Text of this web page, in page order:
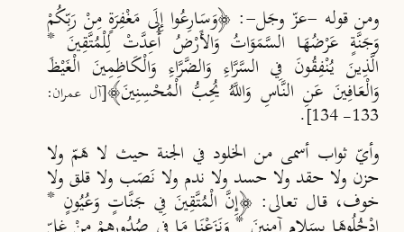
ومن قوله -عزّ وجَل-: ﴿وَسَارِعُوا إِلَى مَغْفِرَةٍ مِنْ رَبِّكُمْ
وَجَنَّةٍ عَرْضُهَا السَّمَوَاتُ وَالأَرْضُ أُعِدَّتْ لِلْمُتَّقِينَ *
الَّذِينَ يُنْفِقُونَ فِي السَّرَّاءِ وَالضَّرَّاءِ وَالْكَاظِمِينَ الْغَيْظَ
وَالْعَافِينَ عَنِ النَّاسِ وَاللَّهُ يُحِبُّ الْمُحْسِنِينَ﴾[آل عمران:
133- 134]
.
وأيّ ثواب أسمى من الخلود في الجنة حيث لا هَمّ ولا
حزن ولا حقد ولا حسد ولا ندم ولا نَصَب ولا قلق ولا
خوف، قال تعالى: ﴿إِنَّ الْمُتَّقِينَ فِي جَنَّاتٍ وَعُيُونٍ *